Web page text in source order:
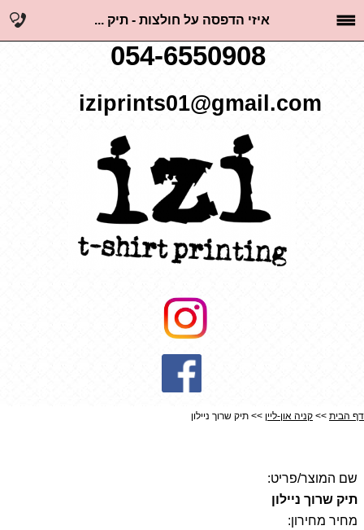
איזי הדפסה על חולצות - תיק ...
054-6550908
iziprints01@gmail.com
דף הבית >> קניה און-ליין >> תיק שרוך ניילון
שם המוצר/פריט:
תיק שרוך ניילון
מחיר מחירון: